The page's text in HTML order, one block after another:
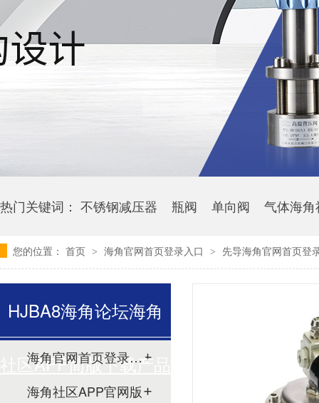
热门关键词： 不锈钢减压器 瓶阀 单向阀 气体海
您的位置： 首页 > 海角官网首页登录入口 > 先导海角官网首页登
HJBA8海角论坛海角
社区APP简版下载产品
海角官网首页登录入口
海角社区APP官网版